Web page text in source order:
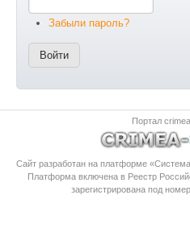
Забыли пароль?
Портал
Сайт разработан на платформе
Платформа включена в Реестр
зарегистрирована под